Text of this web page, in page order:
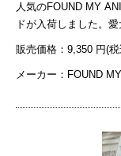
小さく丸めて収納でき、持ち
グバッグ（税込19,600円）の購
グバッグ おもちゃ 気分転換やストレス発散ができるよう、お気に入
のウールボーンはワ
と匂いで分かるのか
から階段で防波堤に
キラとした海が目の
長い防波堤の上を歩
打際まで下りました。 菖蒲田浜は、砂浜にゴミもなく、とても綺麗な
ムが、毎月ビーチク
とは思えないぐらい
人気のFOUND MY
ドが入荷しました。
販売価格：9,350 円(
メーカー：FOUND